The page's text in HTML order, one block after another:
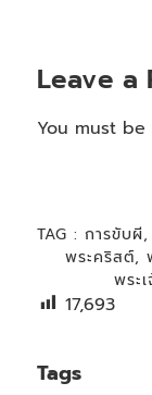
Leave a
You must be
TAG : การขับผี,
พระคริสต์,
พระเ
17,693
Tags